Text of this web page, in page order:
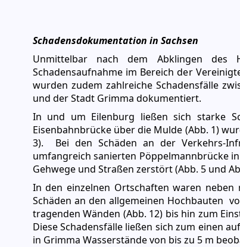
Schadensdokumentation in Sachsen
Unmittelbar nach dem Abklingen des
Schadensaufnahme im Bereich der
wurden zudem zahlreiche Schadensfälle
und der Stadt Grimma dokumentiert.
In und um Eilenburg ließen sich starke
Eisenbahnbrücke über die Mulde (Abb. 1)
3). Bei den Schäden an der Verkehrs-
umfangreich sanierten Pöppelmannbrücke
Gehwege und Straßen zerstört (Abb. 5 und
In den einzelnen Ortschaften waren neben
Schäden an den allgemeinen Hochbauten
tragenden Wänden (Abb. 12) bis hin zum
Diese Schadensfälle ließen sich zum einen
in Grimma Wasserstände von bis zu 5 m